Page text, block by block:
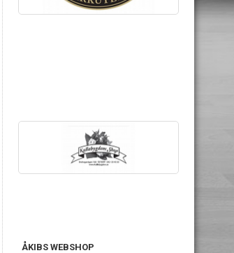
ÅKIBS WEBSHOP